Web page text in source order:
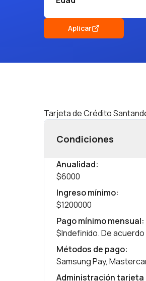
Aplicar
Tarjeta de Crédito
Condiciones
Anualidad:
$6000
Ingreso mínimo:
$1200000
Pago mínimo mensual:
$Indefinido. De
Métodos de pago:
Samsung Pay,
Administración tarjeta